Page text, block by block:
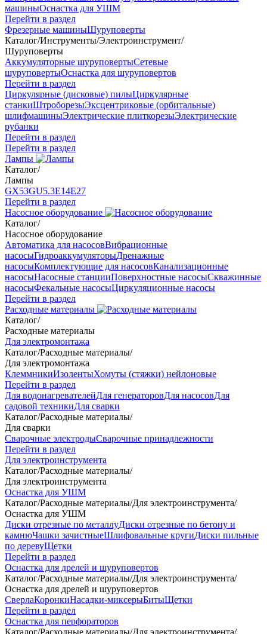
машиныОснастка для УШМ
Перейти в раздел
Фрезерные машиныШуруповерты
Каталог/Инструменты/Электроинструмент/
Шуруповерты
Аккумуляторные шуруповертыСетевые
шуруповертыОснастка для шуруповертов
Перейти в раздел
Циркулярные (дисковые) пилыЦиркулярные
станкиШтроборезыЭксцентриковые (орбитальные)
шлифмашиныЭлектрические плиткорезыЭлектрические
рубанки
Перейти в раздел
Перейти в раздел
Лампы
Каталог/
Лампы
GX53GU5.3Е14Е27
Перейти в раздел
Насосное оборудование
Каталог/
Насосное оборудование
Автоматика для насосовВибрационные
насосыГидроаккумуляторыДренажные
насосыКомплектующие для насосовКанализационные
насосыНасосные станцииПоверхностные насосыСкважинные
насосыФекальные насосыЦиркуляционные насосы
Перейти в раздел
Расходные материалы
Каталог/
Расходные материалы
Для электромонтажа
Каталог/Расходные материалы/
Для электромонтажа
КлеммникиИзолентыХомуты (стяжки) нейлоновые
Перейти в раздел
Для водонагревателейДля генераторовДля насосовДля
садовой техникиДля сварки
Каталог/Расходные материалы/
Для сварки
Сварочные электродыСварочные принадлежности
Перейти в раздел
Для электроинструмента
Каталог/Расходные материалы/
Для электроинструмента
Оснастка для УШМ
Каталог/Расходные материалы/Для электроинструмента/
Оснастка для УШМ
Диски отрезные по металлуДиски отрезные по бетону и
камнюЧашки зачистныеШлифовальные кругиДиски пильные
по деревуЩетки
Перейти в раздел
Оснастка для дрелей и шуруповертов
Каталог/Расходные материалы/Для электроинструмента/
Оснастка для дрелей и шуруповертов
СверлаКоронкиНасадки-миксерыБитыЩетки
Перейти в раздел
Оснастка для перфораторов
Каталог/Расходные материалы/Для электроинструмента/